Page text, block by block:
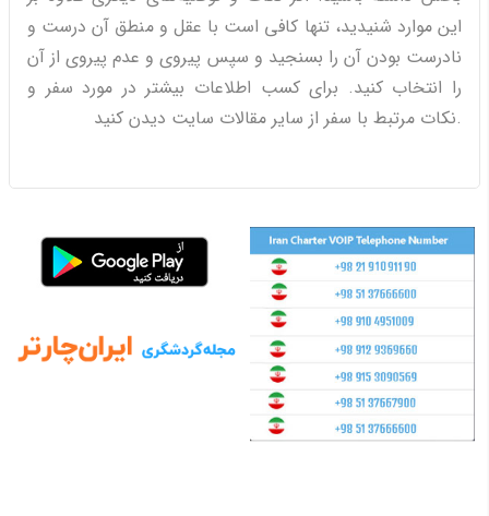
این موارد شنیدید، تنها کافی است با عقل و منطق آن درست و
نادرست بودن آن را بسنجید و سپس پیروی و عدم پیروی از آن
را انتخاب کنید. برای کسب اطلاعات بیشتر در مورد سفر و
نکات مرتبط با سفر از سایر مقالات سایت دیدن کنید.